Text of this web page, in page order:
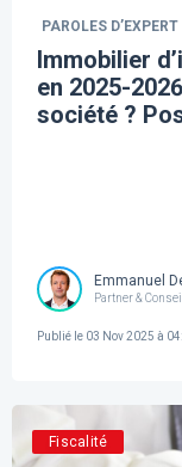
PAROLES D’EXPERT
Immobilier
en 2025-
société ?
Emmanuel
Partner &
Publié le 03 Nov 2025 à
Fiscalité